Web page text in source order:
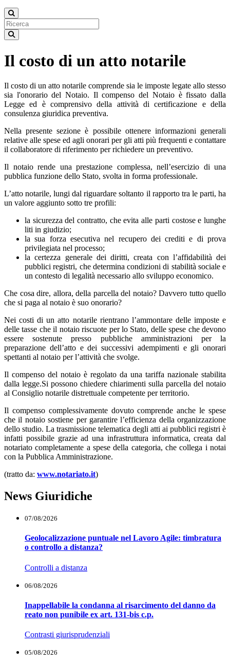
Il costo di un atto notarile
Il costo di un atto notarile comprende sia le imposte legate allo stesso
sia l'onorario del Notaio. Il compenso del Notaio è fissato dalla
Legge ed è comprensivo della attività di certificazione e della
consulenza giuridica preventiva.
Nella presente sezione è possibile ottenere informazioni generali
relative alle spese ed agli onorari per gli atti più frequenti e contattare
il collaboratore di riferimento per richiedere un preventivo.
Il notaio rende una prestazione complessa, nell’esercizio di una
pubblica funzione dello Stato, svolta in forma professionale.
L’atto notarile, lungi dal riguardare soltanto il rapporto tra le parti, ha
un valore aggiunto sotto tre profili:
la sicurezza del contratto, che evita alle parti costose e lunghe
liti in giudizio;
la sua forza esecutiva nel recupero dei crediti e di prova
privilegiata nel processo;
la certezza generale dei diritti, creata con l’affidabilità dei
pubblici registri, che determina condizioni di stabilità sociale e
un contesto di legalità necessario allo sviluppo economico.
Che cosa dire, allora, della parcella del notaio? Davvero tutto quello
che si paga al notaio è suo onorario?
Nei costi di un atto notarile rientrano l’ammontare delle imposte e
delle tasse che il notaio riscuote per lo Stato, delle spese che devono
essere sostenute presso pubbliche amministrazioni per la
preparazione dell’atto e dei successivi adempimenti e gli onorari
spettanti al notaio per l’attività che svolge.
Il compenso del notaio è regolato da una tariffa nazionale stabilita
dalla legge.Si possono chiedere chiarimenti sulla parcella del notaio
al Consiglio notarile distrettuale competente per territorio.
Il compenso complessivamente dovuto comprende anche le spese
che il notaio sostiene per garantire l’efficienza della organizzazione
dello studio. La trasmissione telematica degli atti ai pubblici registri è
infatti possibile grazie ad una infrastruttura informatica, creata dal
notariato completamente a spese della categoria, che collega i notai
con la Pubblica Amministrazione.
(tratto da: www.notariato.it)
News Giuridiche
07/08/2026
Geolocalizzazione puntuale nel Lavoro Agile: timbratura
o controllo a distanza?
Controlli a distanza
06/08/2026
Inappellabile la condanna al risarcimento del danno da
reato non punibile ex art. 131-bis c.p.
Contrasti giurisprudenziali
05/08/2026